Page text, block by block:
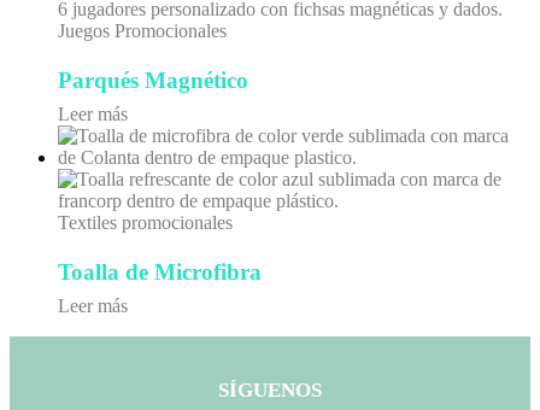
Juegos Promocionales
Parqués Magnético
Leer más
Textiles promocionales
Toalla de Microfibra
Leer más
SÍGUENOS